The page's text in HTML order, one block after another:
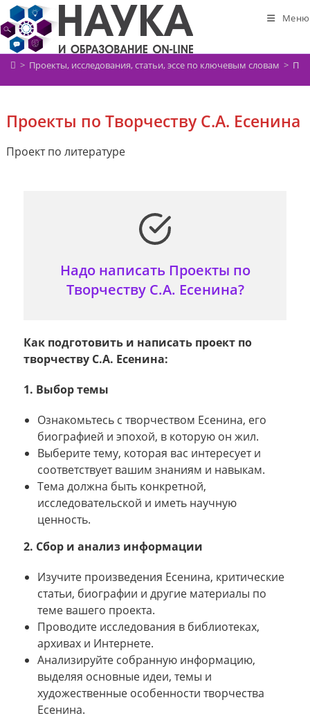
Перейти
к
содержимому
Меню
> Проекты, исследования, статьи, эссе по ключевым словам >
Проекты по Творчеству С.А. Есенина
Проект по литературе
Надо написать Проекты по
Творчеству С.А. Есенина?
Как подготовить и написать проект по
творчеству С.А. Есенина:
1. Выбор темы
Ознакомьтесь с творчеством Есенина, его
биографией и эпохой, в которую он жил.
Выберите тему, которая вас интересует и
соответствует вашим знаниям и навыкам.
Тема должна быть конкретной,
исследовательской и иметь научную
ценность.
2. Сбор и анализ информации
Изучите произведения Есенина, критические
статьи, биографии и другие материалы по
теме вашего проекта.
Проводите исследования в библиотеках,
архивах и Интернете.
Анализируйте собранную информацию,
выделяя основные идеи, темы и
художественные особенности творчества
Есенина.